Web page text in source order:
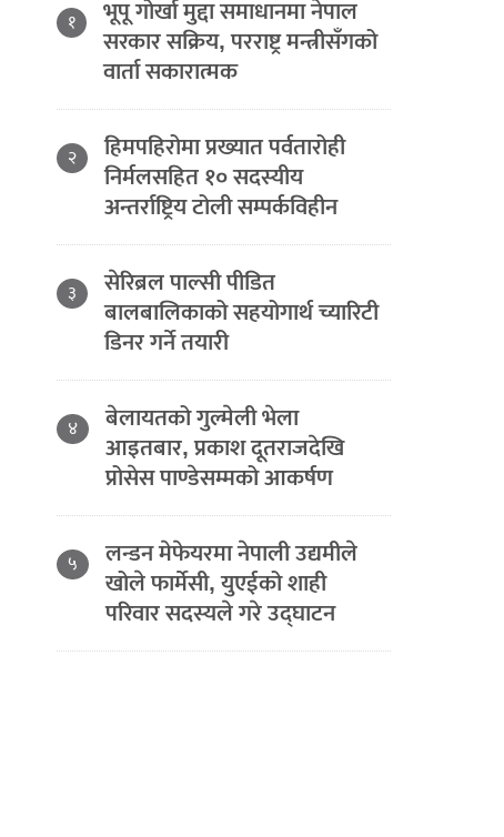
१ भूपू गोर्खा मुद्दा समाधानमा नेपाल
सरकार सक्रिय, परराष्ट्र मन्त्रीसँगको
वार्ता सकारात्मक
२ हिमपहिरोमा प्रख्यात पर्वतारोही
निर्मलसहित १० सदस्यीय
अन्तर्राष्ट्रिय टोली सम्पर्कविहीन
३ सेरिब्रल पाल्सी पीडित
बालबालिकाको सहयोगार्थ च्यारिटी
डिनर गर्ने तयारी
४ बेलायतको गुल्मेली भेला
आइतबार, प्रकाश दूतराजदेखि
प्रोसेस पाण्डेसम्मको आकर्षण
५ लन्डन मेफेयरमा नेपाली उद्यमीले
खोले फार्मेसी, युएईको शाही
परिवार सदस्यले गरे उद्घाटन